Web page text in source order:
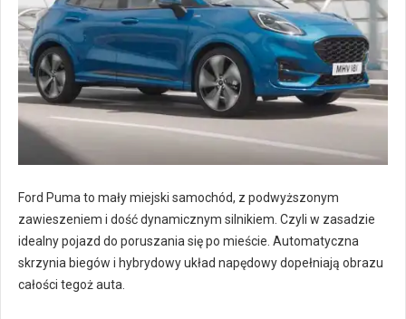
Ford Puma to mały miejski samochód, z podwyższonym
zawieszeniem i dość dynamicznym silnikiem. Czyli w zasadzie
idealny pojazd do poruszania się po mieście. Automatyczna
skrzynia biegów i hybrydowy układ napędowy dopełniają obrazu
całości tegoż auta.